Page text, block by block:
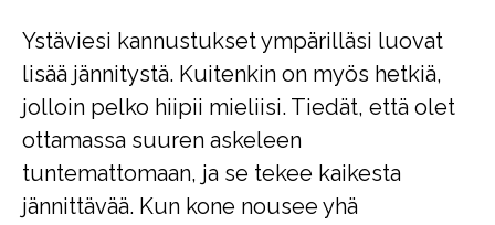
Ystäviesi kannustukset ympärilläsi luovat
lisää jännitystä. Kuitenkin on myös hetkiä,
jolloin pelko hiipii mieliisi. Tiedät, että olet
ottamassa suuren askeleen
tuntemattomaan, ja se tekee kaikesta
jännittävää. Kun kone nousee yhä